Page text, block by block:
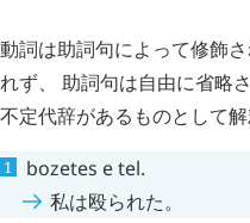
動詞は助詞句によって修飾
れず、 助詞句は自由に省略
不定代辞があるものとして解
bozetes etel.
私は殴られた。